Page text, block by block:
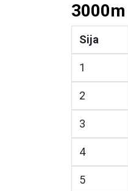
3000m
Sija
1
2
3
4
5